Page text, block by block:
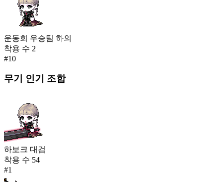
운동회 우승팀 하의
착용 수 2
#10
무기 인기 조합
하보크 대검
착용 수 54
#1